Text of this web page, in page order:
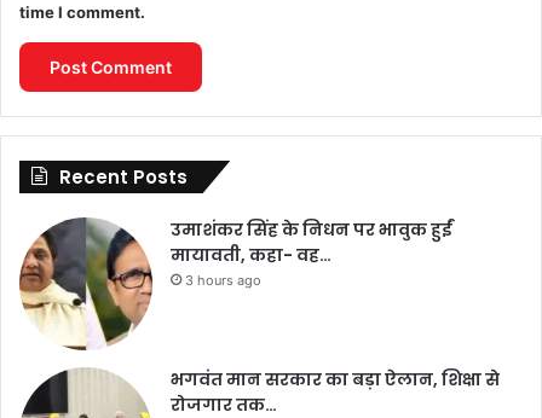
time I comment.
Recent Posts
उमाशंकर सिंह के निधन पर भावुक हुईं
मायावती, कहा- वह…
3 hours ago
भगवंत मान सरकार का बड़ा ऐलान, शिक्षा से
रोजगार तक…